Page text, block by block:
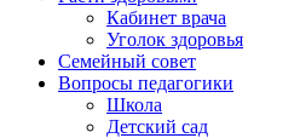
Кабинет врача
Уголок здоровья
Семейный совет
Вопросы педагогики
Школа
Детский сад